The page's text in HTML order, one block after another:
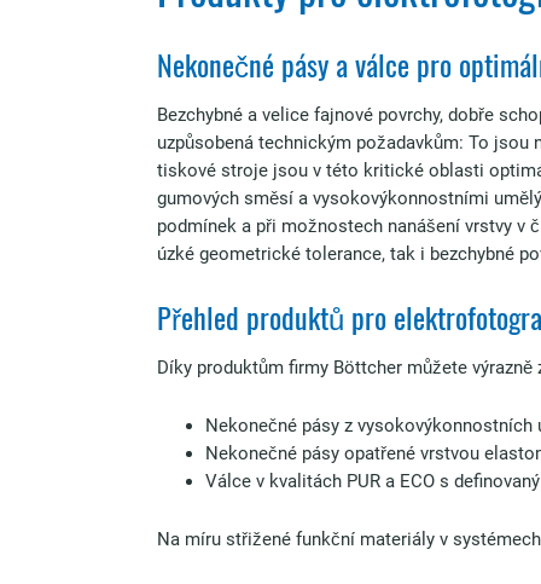
Nekonečné pásy a válce pro
Bezchybné a velice fajnové povrchy, dobře
uzpůsobená technickým požadavkům: To
tiskové stroje jsou v této kritické oblasti
gumových směsí a vysokovýkonnostními
podmínek a při možnostech nanášení vrstvy
úzké geometrické tolerance, tak i bezchybné
Přehled produktů pro
Díky produktům firmy Böttcher můžete
Nekonečné pásy z vysokovýkonnostních
Nekonečné pásy opatřené vrstvou
Válce v kvalitách PUR a ECO s
Na míru střižené funkční materiály v